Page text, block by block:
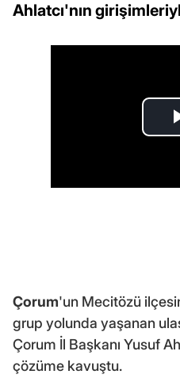
Ahlatcı'nın
Çorum'un Mecitözü
grup yolunda yaşanan
Çorum İl Başkanı Yusuf
çözüme kavuştu.